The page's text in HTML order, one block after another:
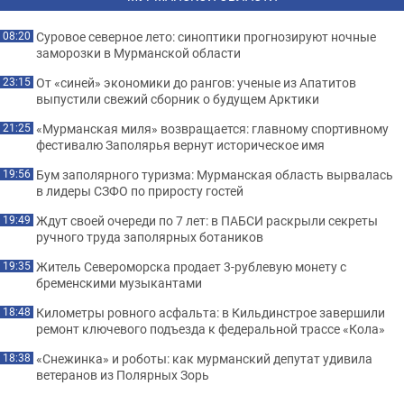
08:20 Суровое северное лето: синоптики прогнозируют ночные
заморозки в Мурманской области
23:15 От «синей» экономики до рангов: ученые из Апатитов
выпустили свежий сборник о будущем Арктики
21:25 «Мурманская миля» возвращается: главному спортивному
фестивалю Заполярья вернут историческое имя
19:56 Бум заполярного туризма: Мурманская область вырвалась
в лидеры СЗФО по приросту гостей
19:49 Ждут своей очереди по 7 лет: в ПАБСИ раскрыли секреты
ручного труда заполярных ботаников
19:35 Житель Североморска продает 3-рублевую монету с
бременскими музыкантами
18:48 Километры ровного асфальта: в Кильдинстрое завершили
ремонт ключевого подъезда к федеральной трассе «Кола»
18:38 «Снежинка» и роботы: как мурманский депутат удивила
ветеранов из Полярных Зорь